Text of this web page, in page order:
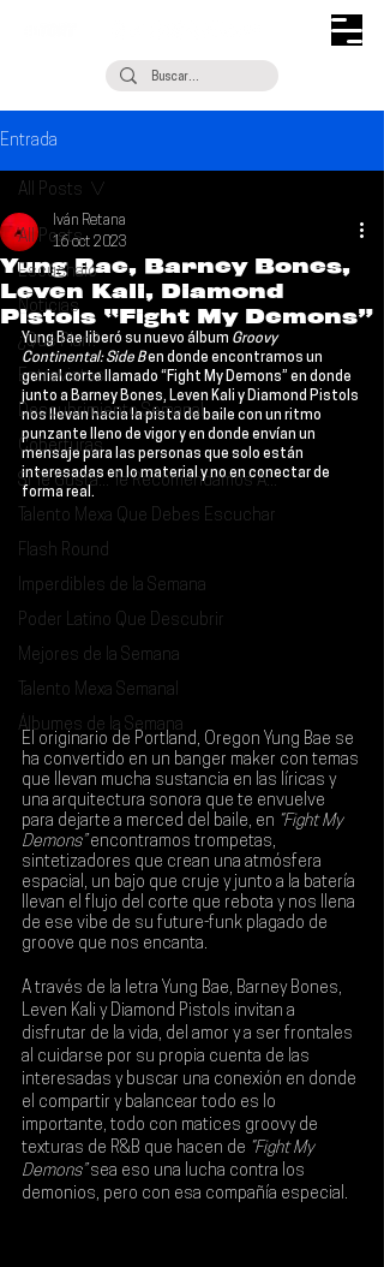
Entrada
All Posts
Escúchalo
Noticias
¿Qué Plan?
Entrevistas
Descubrimiento Semanal
Coberturas
Si Te Gusta... Te Recomendamos A...
Talento Mexa Que Debes Escuchar
Flash Round
Imperdibles de la Semana
Poder Latino Que Descubrir
Mejores de la Semana
Talento Mexa Semanal
Álbumes de la Semana
All Posts
Yung Bae, Barney Bones,
Leven Kali, Diamond
Pistols “Fight My Demons”
Iván Retana
16 oct 2023
Yung Bae liberó su nuevo álbum Groovy
Continental: Side B en donde encontramos un
genial corte llamado “Fight My Demons” en donde
junto a Barney Bones, Leven Kali y Diamond Pistols
nos llevan hacia la pista de baile con un ritmo
punzante lleno de vigor y en donde envían un
mensaje para las personas que solo están
interesadas en lo material y no en conectar de
forma real.
El originario de Portland, Oregon Yung Bae se
ha convertido en un banger maker con temas
que llevan mucha sustancia en las líricas y
una arquitectura sonora que te envuelve
para dejarte a merced del baile, en “Fight My
Demons” encontramos trompetas,
sintetizadores que crean una atmósfera
espacial, un bajo que cruje y junto a la batería
llevan el flujo del corte que rebota y nos llena
de ese vibe de su future-funk plagado de
groove que nos encanta.
A través de la letra Yung Bae, Barney Bones,
Leven Kali y Diamond Pistols invitan a
disfrutar de la vida, del amor y a ser frontales
al cuidarse por su propia cuenta de las
interesadas y buscar una conexión en donde
el compartir y balancear todo es lo
importante, todo con matices groovy de
texturas de R&B que hacen de “Fight My
Demons” sea eso una lucha contra los
demonios, pero con esa compañía especial.